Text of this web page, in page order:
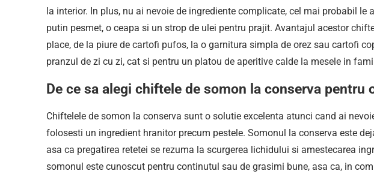
la interior. In plus, nu ai nevoie de ingrediente complicate, cel mai probabil le
putin pesmet, o ceapa si un strop de ulei pentru prajit. Avantajul acestor
place, de la piure de cartofi pufos, la o garnitura simpla de orez sau cartofi
pranzul de zi cu zi, cat si pentru un platou de aperitive calde la mesele in
De ce sa alegi chiftele de somon la conserva pentru
Chiftelele de somon la conserva sunt o solutie excelenta atunci cand ai
folosesti un ingredient hranitor precum pestele. Somonul la conserva este
asa ca pregatirea retetei se rezuma la scurgerea lichidului si amestecarea
somonul este cunoscut pentru continutul sau de grasimi bune, asa ca, in